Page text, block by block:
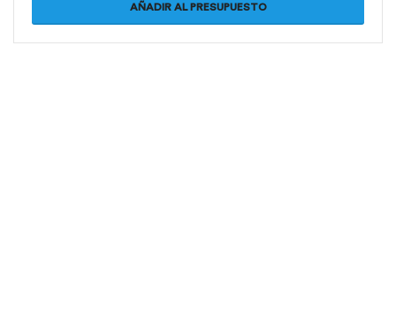
AÑADIR AL PRESUPUESTO